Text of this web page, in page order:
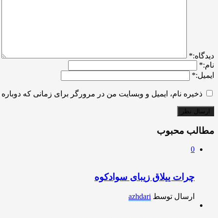
ديدگاه:*
نام:*
ایمیل:*
ذخیره نام، ایمیل و وبسایت من در مرورگر برای زمانی که
مطالب محبوب
0
چرات ییلاق زیبای سوادکوه
ارسال توسط azhdari